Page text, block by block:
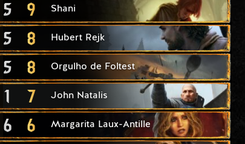
5 9 Shani
5 8 Hubert Rejk
5 8 Orgulho de Foltest
1 7 John Natalis
6 6 Margarita Laux-Antille